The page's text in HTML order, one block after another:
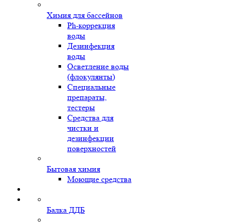
Химия для бассейнов
Ph-коррекция
воды
Дезинфекция
воды
Осветление воды
(флокулянты)
Специальные
препараты,
тестеры
Средства для
чистки и
дезинфекции
поверхностей
Бытовая химия
Моющие средства
Балка ДДБ